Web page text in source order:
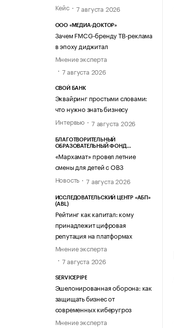
Кейс
7 августа 2026
ООО «МЕДИА-ДОКТОР»
Зачем FMCG-бренду ТВ-реклама
в эпоху диджитал
Мнение эксперта
7 августа 2026
СВОЙ БАНК
Эквайринг простыми словами:
что нужно знать бизнесу
Интервью
7 августа 2026
БЛАГОТВОРИТЕЛЬНЫЙ
ОБРАЗОВАТЕЛЬНЫЙ ФОНД
«Мархамат» провел летние
смены для детей с ОВЗ
Новость
7 августа 2026
ИССЛЕДОВАТЕЛЬСКИЙ ЦЕНТР «АБП»
(ABL)
Рейтинг как капитал: кому
принадлежит цифровая
репутация на платформах
Мнение эксперта
7 августа 2026
SERVICEPIPE
Эшелонированная оборона: как
защищать бизнес от
современных киберугроз
Мнение эксперта